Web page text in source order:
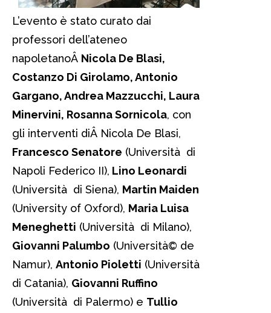
L’evento è stato curato dai
professori dell’ateneo
napoletanoÂ Nicola De Blasi,
Costanzo Di Girolamo, Antonio
Gargano, Andrea Mazzucchi, Laura
Minervini, Rosanna Sornicola, con
gli interventi diÂ Nicola De Blasi,
Francesco Senatore (Università di
Napoli Federico II), Lino Leonardi
(Università di Siena), Martin Maiden
(University of Oxford), Maria Luisa
Meneghetti (Università di Milano),
Giovanni Palumbo (Università© de
Namur), Antonio Pioletti (Università
di Catania), Giovanni Ruffino
(Università di Palermo) e Tullio